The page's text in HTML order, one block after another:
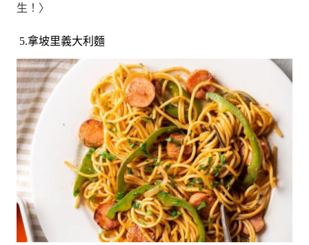
生！〉
5.拿坡里義大利麵